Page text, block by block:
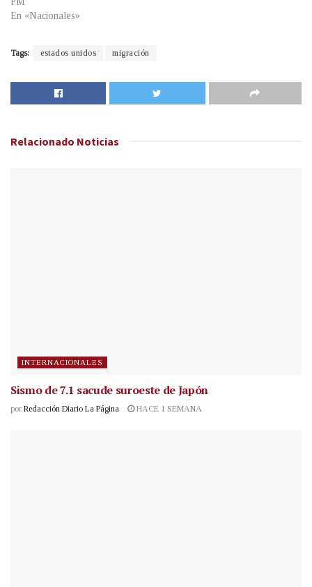
En «Nacionales»
Tags: estados unidos migración
Relacionado Noticias
INTERNACIONALES
Sismo de 7.1 sacude suroeste de Japón
por Redacción Diario La Página HACE 1 SEMANA